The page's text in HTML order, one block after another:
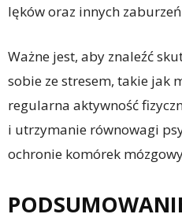
lęków oraz innych
Ważne jest, aby znaleźć
sobie ze stresem, takie jak
regularna aktywność
i utrzymanie równowagi
ochronie komórek